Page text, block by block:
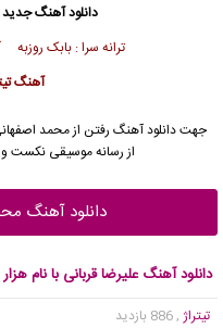
دانلود آهنگ جدید
ترانه سرا : بابک
آهنگ
جهت دانلود آهنگ رفتن ازمحمد
از رسانه موسیقی نکست
دانلود آهنگ
دانلود آهنگ علیرضا قربانی با نام
تیتراژ , 886 بازدید